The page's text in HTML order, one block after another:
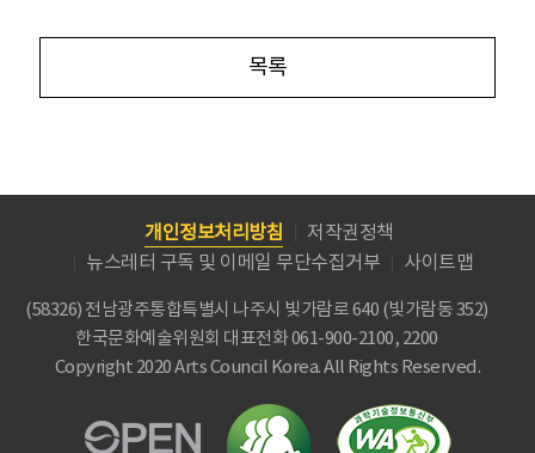
목록
개인정보처리방침
저작권정책
뉴스레터 구독 및 이메일 무단수집거부
사이트맵
(58326) 전남광주통합특별시 나주시 빛가람로 640 (빛가람동 352)
한국문화예술위원회 대표전화 061-900-2100, 2200
Copyright 2020 Arts Council Korea. All Rights Reserved.